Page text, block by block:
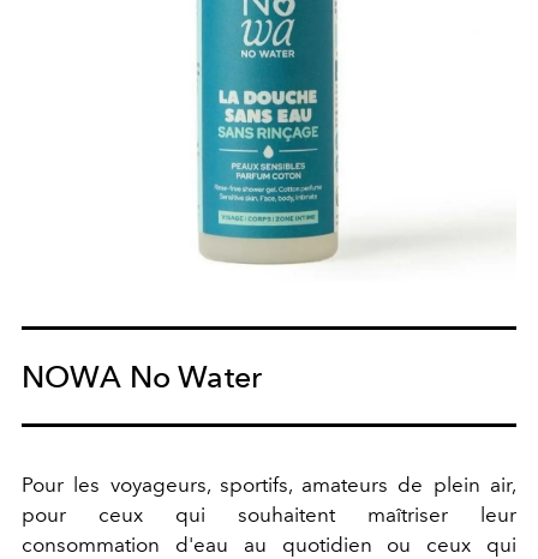
NOWA No Water
Pour les voyageurs, sportifs, amateurs de plein air,
pour ceux qui souhaitent maîtriser leur
consommation d'eau au quotidien ou ceux qui